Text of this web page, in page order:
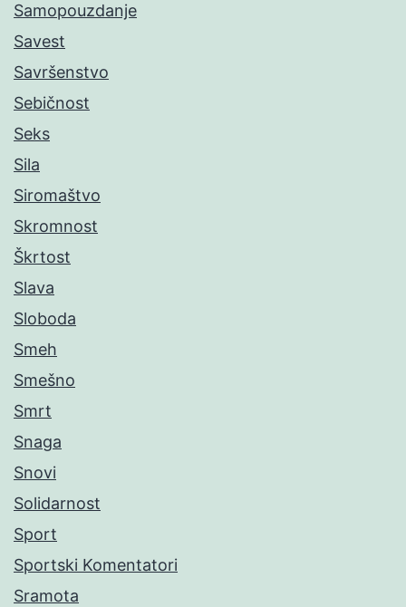
Samopouzdanje
Savest
Savršenstvo
Sebičnost
Seks
Sila
Siromaštvo
Skromnost
Škrtost
Slava
Sloboda
Smeh
Smešno
Smrt
Snaga
Snovi
Solidarnost
Sport
Sportski Komentatori
Sramota